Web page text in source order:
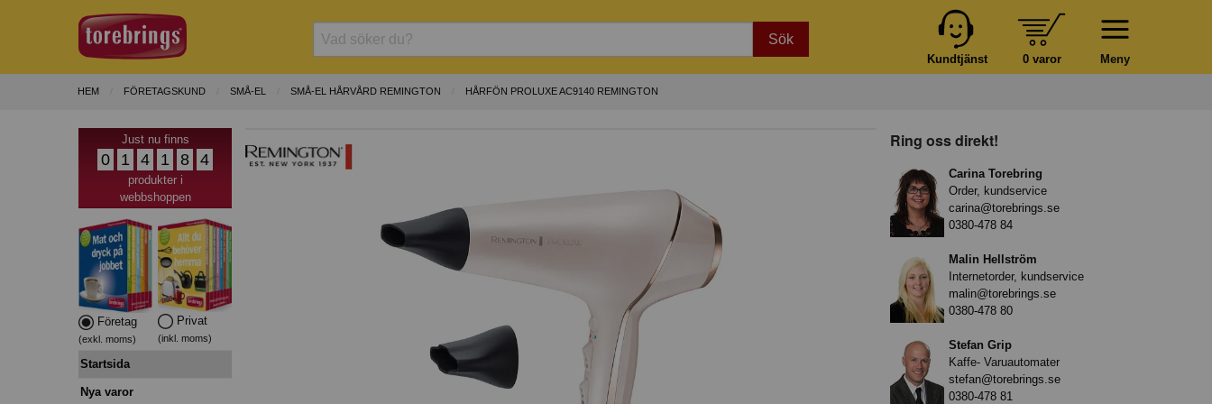
Sök
Meny
0 varor
Kundtjänst
HEM FÖRETAGSKUND SMÅ-EL SMÅ-EL HÅRVÅRD REMINGTON HÅRFÖN PROLUXE AC9140 REMINGTON
Just nu finns
0 1 4 1 8 4
produkter i
webbshoppen
Företag
(exkl. moms)
Privat
(inkl. moms)
Startsida
Nya varor
Ring oss direkt!
Carina Torebring
Order, kundservice
carina@torebrings.se
0380-478 84
Malin Hellström
Internetorder, kundservice
malin@torebrings.se
0380-478 80
Stefan Grip
Kaffe- Varuautomater
stefan@torebrings.se
0380-478 81